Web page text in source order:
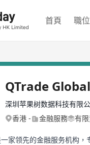
首頁 職位
QTrade Global
深圳苹果树数据科技有限
香港 -​
金融服務 有
家领先的金融服务机构